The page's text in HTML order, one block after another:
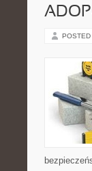
POSTED